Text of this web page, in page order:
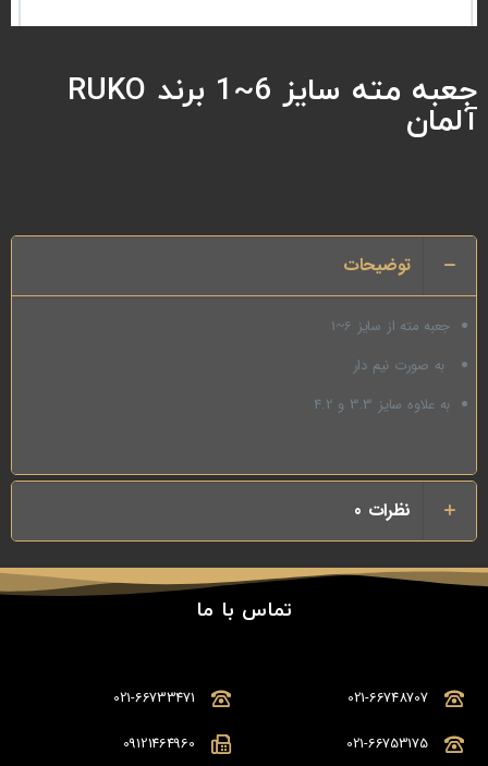
جعبه مته سایز 6~1 برند RUKO
آلمان
توضیحات
جعبه مته از سایز 6~1
به صورت نیم دار
به علاوه سایز 3.3 و 4.2
نظرات 0
تماس با ما
021-66748707
021-66753175
021-66733471
09121464960